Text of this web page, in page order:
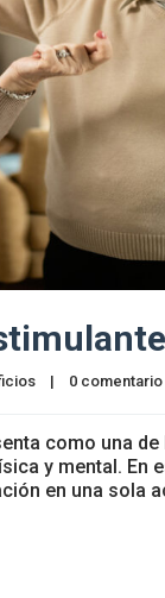
| 0 comentario
como una
y mental.
en una sola